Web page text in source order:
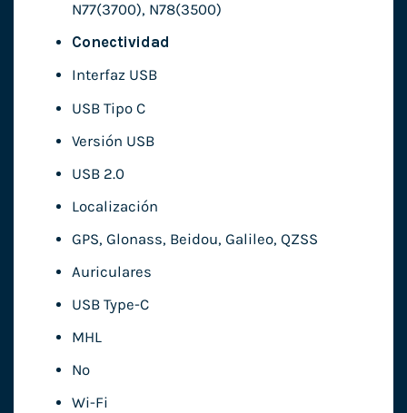
N77(3700), N78(3500)
Conectividad
Interfaz USB
USB Tipo C
Versión USB
USB 2.0
Localización
GPS, Glonass, Beidou, Galileo, QZSS
Auriculares
USB Type-C
MHL
No
Wi-Fi